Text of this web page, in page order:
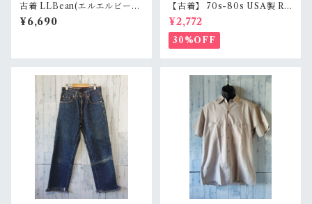
古着 LLBean(エルエルビー
ン) チノ/スラックス サイズ42
グレー系 RankC
¥6,690
【古着】 70s-80s USA製 RE
D KAP 半袖 ワークシャツ L
（身幅62cm） チャコール レ
ッドキャップ ヴィンテージ Ra
nkC
¥2,772
30%OFF